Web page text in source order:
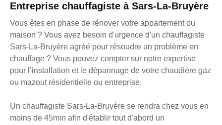
Entreprise chauffagiste à Sars-La-Bruyère
Vous êtes en phase de rénover votre appartement ou
maison ? Vous avez besoin d'urgence d'un chauffagiste
Sars-La-Bruyère agréé pour résoudre un problème en
chauffage ? Vous pouvez compter sur notre expertise
pour l’installation et le dépannage de votre chaudière gaz
ou mazout résidentielle ou entreprise.
Un chauffagiste Sars-La-Bruyère se rendra chez vous en
moins de 45min afin d'établir tout d'abord un